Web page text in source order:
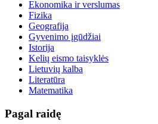
Ekonomika ir verslumas
Fizika
Geografija
Gyvenimo įgūdžiai
Istorija
Kelių eismo taisyklės
Lietuvių kalba
Literatūra
Matematika
Pagal raidę